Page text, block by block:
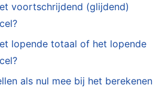
voortschrijdend (glijdend)
lopende totaal of het lopende
als nul mee bij het berekenen